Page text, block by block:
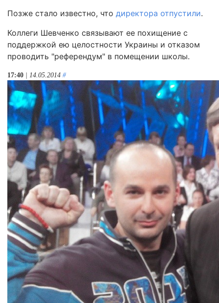
Позже стало известно, что директора отпустили.
Коллеги Шевченко связывают ее похищение с
поддержкой ею целостности Украины и отказом
проводить "референдум" в помещении школы.
17:40 | 14.05.2014 #